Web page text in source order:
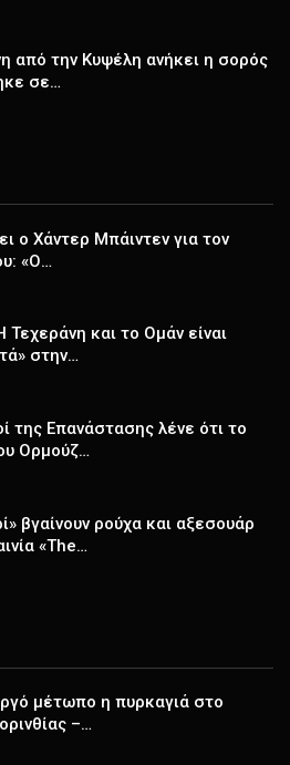
από την Κυψέλη ανήκει η σορός
σε…
ο Χάντερ Μπάιντεν για τον
«Ο…
Τεχεράνη και το Ομάν είναι
στην…
της Επανάστασης λένε ότι το
Ορμούζ…
βγαίνουν ρούχα και αξεσουάρ
«The…
μέτωπο η πυρκαγιά στο
–…